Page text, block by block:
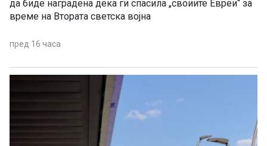
да биде наградена дека ги спасила „своиите Евреи“ за
време на Втората светска војна
пред 16 часа